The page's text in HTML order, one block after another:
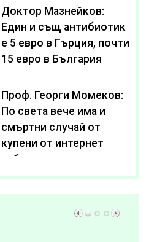
Доктор Мазнейков:
Един и същ антибиотик
e 5 евро в Гърция, почти
15 евро в България
Проф. Георги Момеков:
По света вече има и
смъртни случай от
купени от интернет
субстанции за
отслабване